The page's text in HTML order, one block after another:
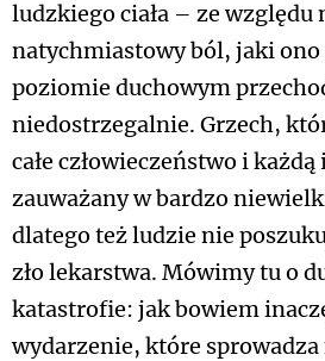
ludzkiego ciała – ze względu
natychmiastowy ból, jaki ono
poziomie duchowym
niedostrzegalnie. Grzech,
całe człowieczeństwo i
zauważany w bardzo
dlatego też ludzie nie
zło lekarstwa. Mówimy tu o
katastrofie: jak bowiem
wydarzenie, które sprowadza